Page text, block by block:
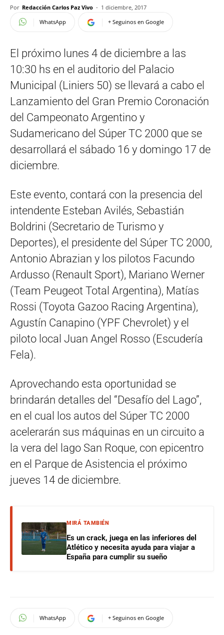
Por Redacción Carlos Paz Vivo - 1 diciembre, 2017
WhatsApp
+ Seguinos en Google
El próximo lunes 4 de diciembre a las
10:30 hs en el auditorio del Palacio
Municipal (Liniers 50) se llevará a cabo el
Lanzamiento del Gran Premio Coronación
del Campeonato Argentino y
Sudamericano del Súper TC 2000 que se
desarrollará el sábado 16 y domingo 17 de
diciembre.
Este evento, contará con la presencia del
intendente Esteban Avilés, Sebastián
Boldrini (Secretario de Turismo y
Deportes), el presidente del Súper TC 2000,
Antonio Abrazian y los pilotos Facundo
Ardusso (Renault Sport), Mariano Werner
(Team Peugeot Total Argentina), Matías
Rossi (Toyota Gazoo Racing Argentina),
Agustín Canapino (YPF Chevrolet) y el
piloto local Juan Angel Rosso (Escudería
Fela).
Aprovechando esta oportunidad se
brindarán detalles del “Desafío del Lago”,
en el cual los autos del Súper TC 2000
acelerarán sus máquinas en un circuito a
la vera del lago San Roque, con epicentro
en el Parque de Asistencia el próximo
jueves 14 de diciembre.
MIRÁ TAMBIÉN
Es un crack, juega en las inferiores del
Atlético y necesita ayuda para viajar a
España para cumplir su sueño
WhatsApp + Seguinos en Google